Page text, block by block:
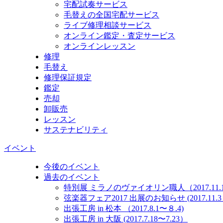
宅配試奏サービス
毛替えの全国宅配サービス
ライブ修理相談サービス
オンライン鑑定・査定サービス
オンラインレッスン
修理
毛替え
修理保証規定
鑑定
売却
卸販売
レッスン
サステナビリティ
イベント
今後のイベント
過去のイベント
特別展 ミラノのヴァイオリン職人（
弦楽器フェア2017 出展のお知らせ (2017.11.3
出張工房 in 松本 （2017.8.1〜８.4)
出張工房 in 大阪 (2017.7.18〜7.23）